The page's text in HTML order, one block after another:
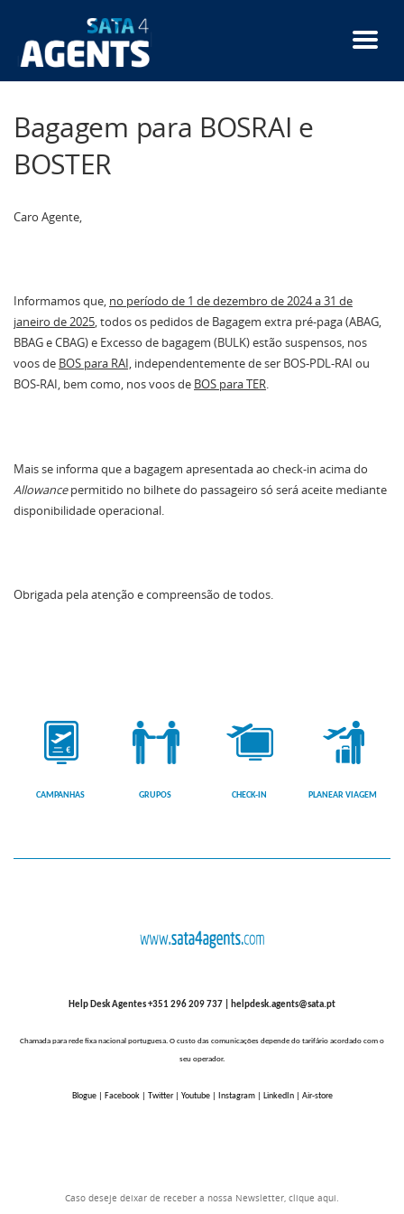
conteúdo
Bagagem para BOSRAI e
BOSTER
Caro Agente,
Informamos que, no período de 1 de dezembro de 2024 a 31 de
janeiro de 2025, todos os pedidos de Bagagem extra pré-paga (ABAG,
BBAG e CBAG) e Excesso de bagagem (BULK) estão suspensos, nos
voos de BOS para RAI, independentemente de ser BOS-PDL-RAI ou
BOS-RAI, bem como, nos voos de BOS para TER.
Mais se informa que a bagagem apresentada ao check-in acima do
Allowancepermitido no bilhete do passageiro só será aceite mediante
disponibilidade operacional.
Obrigada pela atenção e compreensão de todos.
CAMPANHAS GRUPOS CHECK-IN PLANEAR VIAGEM
Help Desk Agentes +351 296 209 737 | helpdesk.agents@sata.pt
Chamada para rede fixa nacional portuguesa. O custo das comunicações depende do tarifário acordado com o
seu operador.
Blogue| Facebook| Twitter| Youtube| Instagram| LinkedIn| Air-store
Caso deseje deixar de receber a nossa Newsletter, clique aqui.